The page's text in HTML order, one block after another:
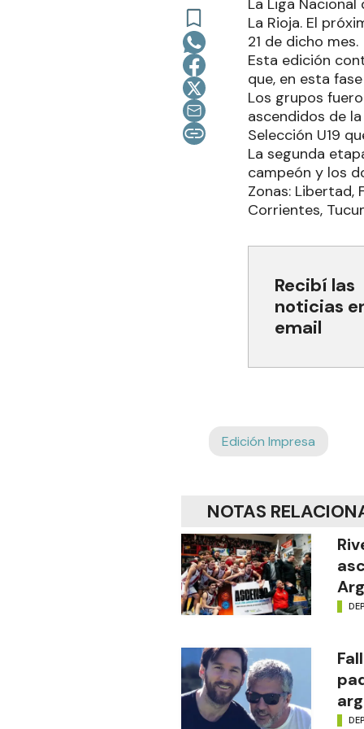
La Liga
La Rioja. El
21 de dicho mes.
Esta edición
que, en esta
Los grupos
ascendidos de
Selección U19
La segunda
campeón y los
Zonas: Libertad,
Corrientes,
Recibí las
noticias
email
Edición Impresa
NOTAS